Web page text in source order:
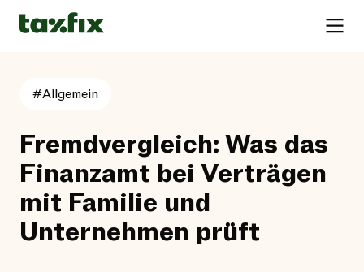
#Allgemein
Fremdvergleich: Was das
Finanzamt bei Verträgen
mit Familie und
Unternehmen prüft